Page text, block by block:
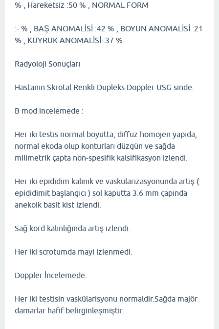
% , Hareketsiz :50 % , NORMAL FORM
:- % , BAŞ ANOMALİSİ :42 % , BOYUN ANOMALİSİ :21
% , KUYRUK ANOMALİSİ :37 %
Radyoloji Sonuçları
Hastanın Skrotal Renkli Dupleks Doppler USG sinde:
B mod incelemede :
Her iki testis normal boyutta, diffüz homojen yapıda,
normal ekoda olup konturları düzgün ve sağda
milimetrik çapta non-spesifik kalsifikasyon izlendi.
Her iki epididim kalınık ve vaskülarizasyonunda artış (
epididimit başlangıcı ) sol kaputta 3.6 mm çapında
anekoik basit kist izlendi.
Sağ kord kalınlığında artış izlendi.
Her iki scrotumda mayi izlenmedi.
Doppler İncelemede:
Her iki testisin vaskülarisyonu normaldir.Sağda majör
damarlar hafif belirginleşmiştir.